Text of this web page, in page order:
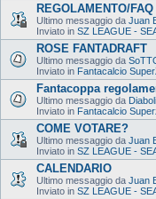
REGOLAMENTO/FAQ
Ultimo messaggio da Juan
Inviato in SZ LEAGUE -
ROSE FANTADRAFT
Ultimo messaggio da
Inviato in Fantacalcio
Fantacoppa
Ultimo messaggio da
Inviato in Fantacalcio
COME VOTARE?
Ultimo messaggio da Juan
Inviato in SZ LEAGUE -
CALENDARIO
Ultimo messaggio da Juan
Inviato in SZ LEAGUE -